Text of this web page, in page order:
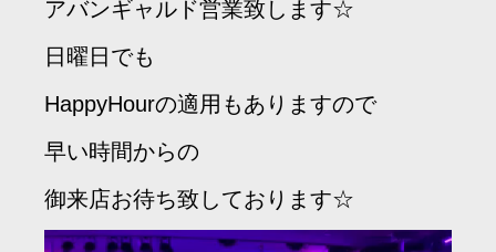
アバンギャルド営業致します☆
日曜日でも
HappyHourの適用もありますので
早い時間からの
御来店お待ち致しております☆